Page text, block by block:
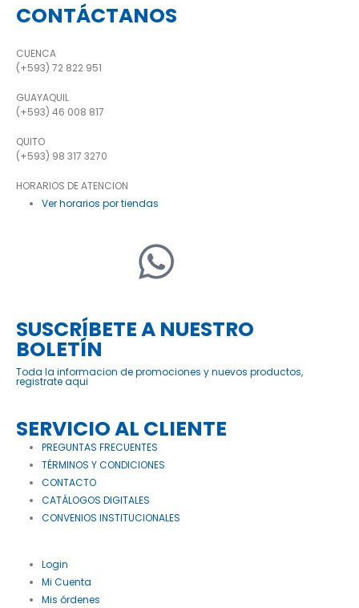
CONTÁCTANOS
CUENCA
(+593) 72 822 951
GUAYAQUIL
(+593) 46 008 817
QUITO
(+593) 98 317 3270
HORARIOS DE ATENCION
Ver horarios por tiendas
SUSCRÍBETE A NUESTRO
BOLETÍN
Toda la informacion de promociones y nuevos productos,
registrate aqui
SERVICIO AL CLIENTE
PREGUNTAS FRECUENTES
TÉRMINOS Y CONDICIONES
CONTACTO
CATÁLOGOS DIGITALES
CONVENIOS INSTITUCIONALES
Login
Mi Cuenta
Mis órdenes